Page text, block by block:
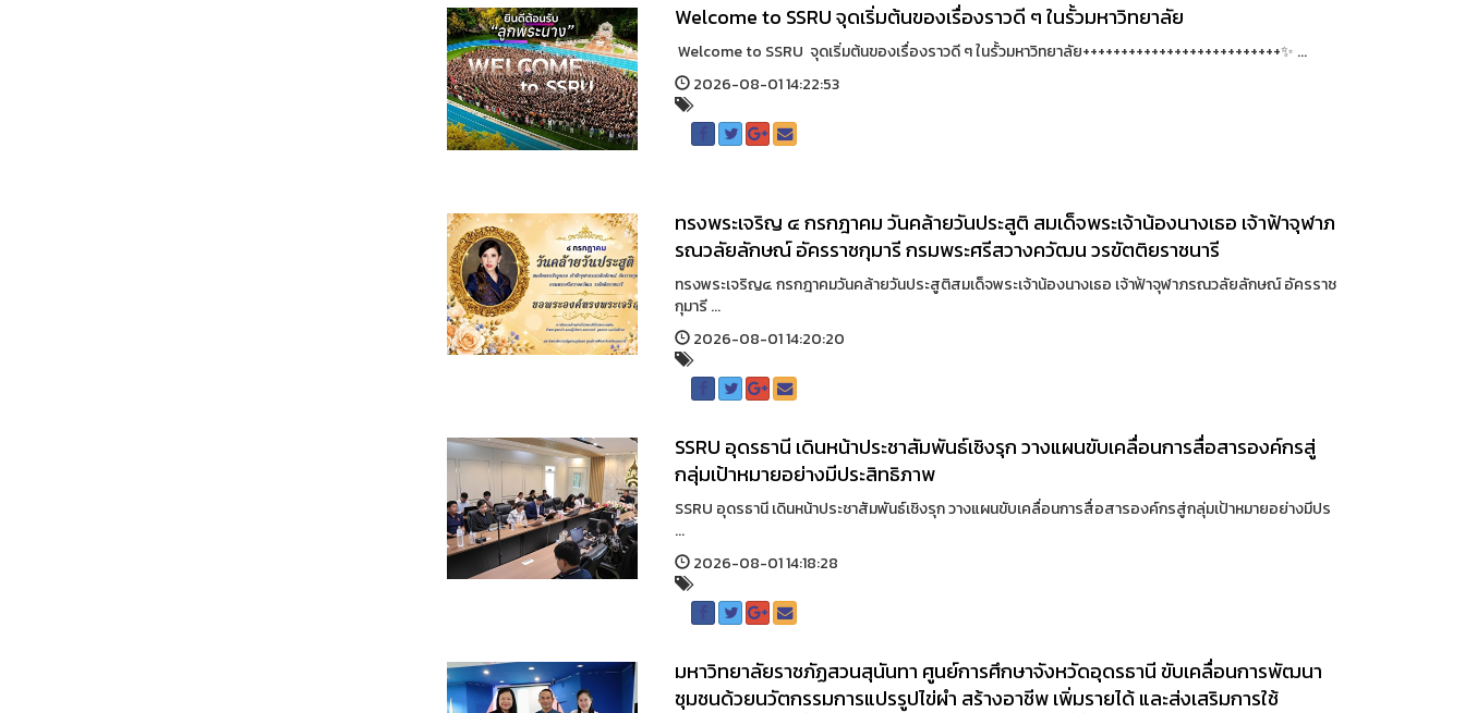
Welcome to SSRU จุดเริ่มต้นของเรื่องราวดี ๆ ในรั้วมหาวิทยาลัย
Welcome to SSRU จุดเริ่มต้นของเรื่องราวดี ๆ ในรั้วมหาวิทยาลัย++++++++++++++++++++++++++✨ ...
2026-08-01 14:22:53
ทรงพระเจริญ ๔ กรกฎาคม วันคล้ายวันประสูติ สมเด็จพระเจ้าน้องนางเธอ เจ้าฟ้าจุฬาภ
รณวลัยลักษณ์ อัครราชกุมารี กรมพระศรีสวางควัฒน วรขัตติยราชนารี
ทรงพระเจริญ๔ กรกฎาคมวันคล้ายวันประสูติสมเด็จพระเจ้าน้องนางเธอ เจ้าฟ้าจุฬาภรณวลัยลักษณ์ อัครราช
กุมารี ...
2026-08-01 14:20:20
SSRU อุดรธานี เดินหน้าประชาสัมพันธ์เชิงรุก วางแผนขับเคลื่อนการสื่อสารองค์กรสู่
กลุ่มเป้าหมายอย่างมีประสิทธิภาพ
SSRU อุดรธานี เดินหน้าประชาสัมพันธ์เชิงรุก วางแผนขับเคลื่อนการสื่อสารองค์กรสู่กลุ่มเป้าหมายอย่างมีปร
...
2026-08-01 14:18:28
มหาวิทยาลัยราชภัฏสวนสุนันทา ศูนย์การศึกษาจังหวัดอุดรธานี ขับเคลื่อนการพัฒนา
ชุมชนด้วยนวัตกรรมการแปรรูปไข่ผำ สร้างอาชีพ เพิ่มรายได้ และส่งเสริมการใช้